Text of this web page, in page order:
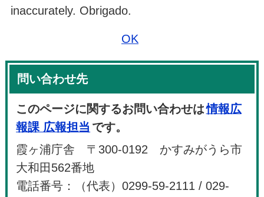
inaccurately. Obrigado.
OK
問い合わせ先
このページに関するお問い合わせは情報広
報課 広報担当 です。
霞ヶ浦庁舎 〒300-0192 かすみがうら市
大和田562番地
電話番号：（代表）0299-59-2111 / 029-